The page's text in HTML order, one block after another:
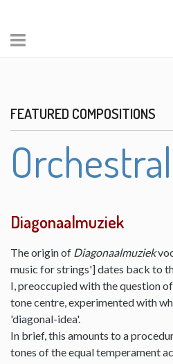
FEATURED COMPOSITIONS
Diagonaalmuziek
The origin of Diagonaalmuziek
music for strings'] dates back to
I, preoccupied with the question
tone centre, experimented with
'diagonal-idea'.
In brief, this amounts to a
tones of the equal temperament